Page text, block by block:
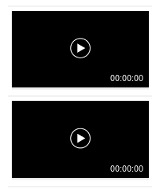
00:00:00
00:00:00